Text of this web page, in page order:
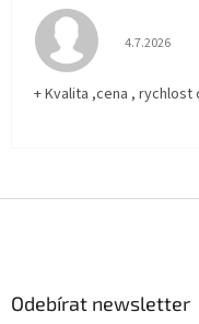
Hodnocení
4.7.2026
+ Kvalita ,cena , rychlost
Odebírat newsletter